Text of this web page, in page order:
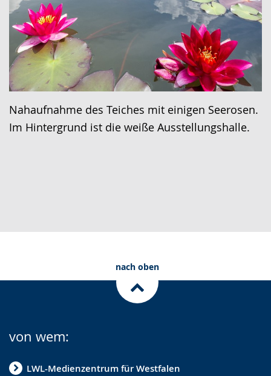
Nahaufnahme des Teiches mit einigen Seerosen.
Im Hintergrund ist die weiße Ausstellungshalle.
nach oben
von wem:
LWL-Medienzentrum für Westfalen